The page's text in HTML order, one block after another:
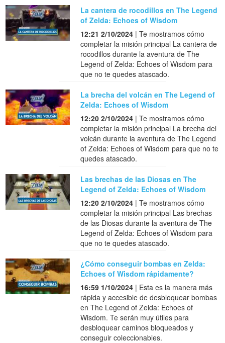
La cantera de rocodillos en The Legend
of Zelda: Echoes of Wisdom
12:21 2/10/2024 | Te mostramos cómo
completar la misión principal La cantera de
rocodillos durante la aventura de The
Legend of Zelda: Echoes of Wisdom para
que no te quedes atascado.
La brecha del volcán en The Legend of
Zelda: Echoes of Wisdom
12:20 2/10/2024 | Te mostramos cómo
completar la misión principal La brecha del
volcán durante la aventura de The Legend
of Zelda: Echoes of Wisdom para que no te
quedes atascado.
Las brechas de las Diosas en The
Legend of Zelda: Echoes of Wisdom
12:20 2/10/2024 | Te mostramos cómo
completar la misión principal Las brechas
de las Diosas durante la aventura de The
Legend of Zelda: Echoes of Wisdom para
que no te quedes atascado.
¿Cómo conseguir bombas en Zelda:
Echoes of Wisdom rápidamente?
16:59 1/10/2024 | Esta es la manera más
rápida y accesible de desbloquear bombas
en The Legend of Zelda: Echoes of
Wisdom. Te serán muy útiles para
desbloquear caminos bloqueados y
conseguir coleccionables.